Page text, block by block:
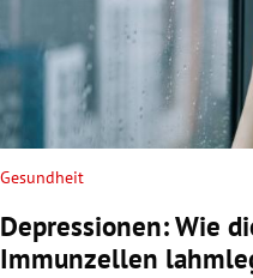
Untermenü
Untermenü
Untermenü
Untermenü
Gesundheit
Depressionen: Wie
Immunzellen